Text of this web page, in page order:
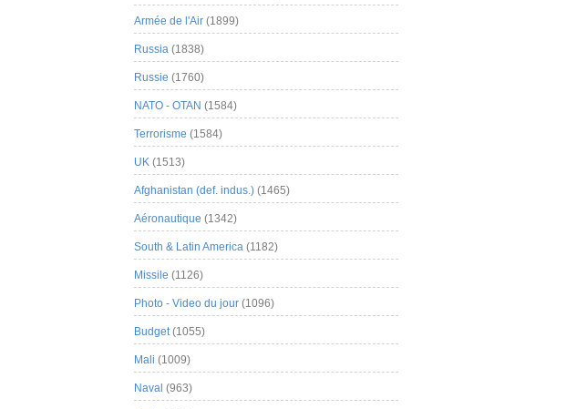
Armée de l'Air (1899)
Russia (1838)
Russie (1760)
NATO - OTAN (1584)
Terrorisme (1584)
UK (1513)
Afghanistan (def. indus.) (1465)
Aéronautique (1342)
South & Latin America (1182)
Missile (1126)
Photo - Video du jour (1096)
Budget(1055)
Mali (1009)
Naval (963)